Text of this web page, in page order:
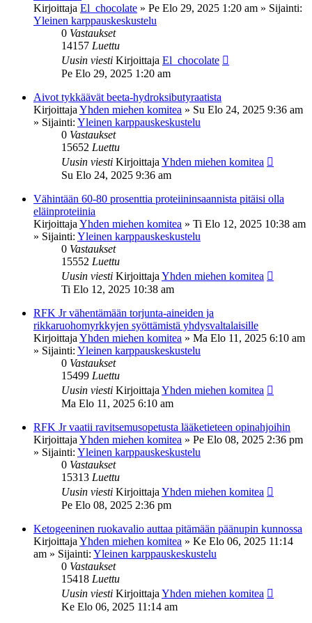
Kirjoittaja El_chocolate » Pe Elo 29, 2025 1:20 am » Sijainti:
Yleinen karppauskeskustelu
0 Vastaukset
14157 Luettu
Uusin viesti Kirjoittaja El_chocolate
Pe Elo 29, 2025 1:20 am
Aivot tykkäävät beeta-hydroksibutyraatista
Kirjoittaja Yhden miehen komitea » Su Elo 24, 2025 9:36 am
» Sijainti: Yleinen karppauskeskustelu
0 Vastaukset
15652 Luettu
Uusin viesti Kirjoittaja Yhden miehen komitea
Su Elo 24, 2025 9:36 am
Vähintään 60-80 prosenttia proteiininsaannista pitäisi olla
eläinproteiinia
Kirjoittaja Yhden miehen komitea » Ti Elo 12, 2025 10:38 am
» Sijainti: Yleinen karppauskeskustelu
0 Vastaukset
15552 Luettu
Uusin viesti Kirjoittaja Yhden miehen komitea
Ti Elo 12, 2025 10:38 am
RFK Jr vähentämään torjunta-aineiden ja
rikkaruohomyrkkyjen syöttämistä yhdysvaltalaisille
Kirjoittaja Yhden miehen komitea » Ma Elo 11, 2025 6:10 am
» Sijainti: Yleinen karppauskeskustelu
0 Vastaukset
15499 Luettu
Uusin viesti Kirjoittaja Yhden miehen komitea
Ma Elo 11, 2025 6:10 am
RFK Jr vaatii ravitsemusopetusta lääketieteen opinahjoihin
Kirjoittaja Yhden miehen komitea » Pe Elo 08, 2025 2:36 pm
» Sijainti: Yleinen karppauskeskustelu
0 Vastaukset
15313 Luettu
Uusin viesti Kirjoittaja Yhden miehen komitea
Pe Elo 08, 2025 2:36 pm
Ketogeeninen ruokavalio auttaa pitämään päänupin kunnossa
Kirjoittaja Yhden miehen komitea » Ke Elo 06, 2025 11:14
am » Sijainti: Yleinen karppauskeskustelu
0 Vastaukset
15418 Luettu
Uusin viesti Kirjoittaja Yhden miehen komitea
Ke Elo 06, 2025 11:14 am